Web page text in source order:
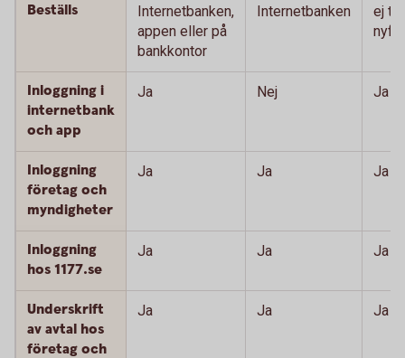
Beställs
Internetbanken,
appen eller på
bankkontor
Internetbanken
ej till
Inloggning i
internetbank
och app
Ja Nej Ja
Inloggning
företag och
myndigheter
Ja Ja Ja
Inloggning
hos 1177.se
Ja Ja Ja
Underskrift
av avtal hos
företag och
Ja Ja Ja